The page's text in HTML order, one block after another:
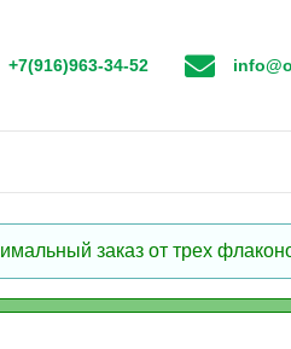
+7(916)963-34-52
заказ от трех